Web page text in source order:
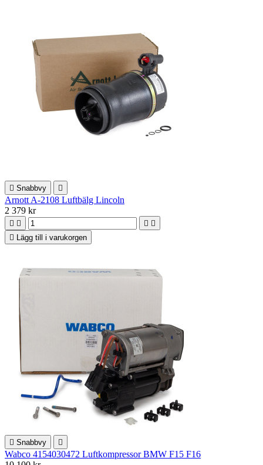
 Snabbvy 
Arnott A-2108 Luftbälg Lincoln
2 379 kr
   

Lägg till i varukorgen
 Snabbvy 
Wabco 4154030472 Luftkompressor BMW F15 F16